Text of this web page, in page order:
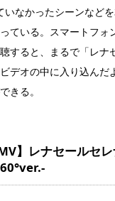
いなかったシーンなど
ている。スマートフォ
すると、まるで「レナ
デオの中に入り込んだ
きる。
】レナセールセ